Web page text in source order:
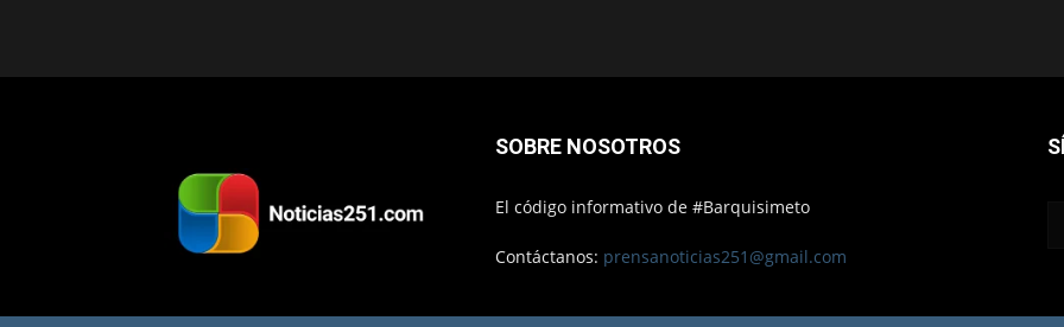
SOBRE NOSOTROS
El código informativo de #Barquisimeto
Contáctanos: prensanoticias251@gmail.com